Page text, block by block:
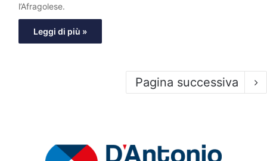
l’Afragolese.
Leggi di più »
Pagina successiva